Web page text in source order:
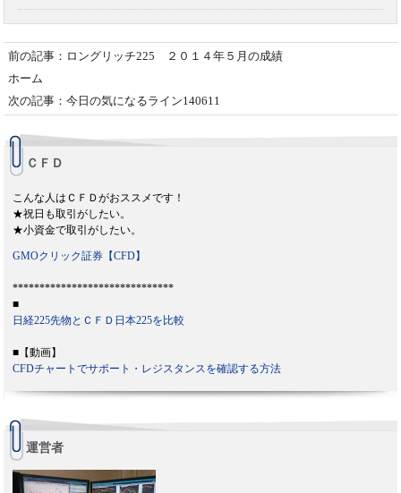
前の記事：ロングリッチ225 ２０１４年５月の成績
ホーム
次の記事：今日の気になるライン140611
ＣＦＤ
こんな人はＣＦＤがおススメです！
★祝日も取引がしたい。
★小資金で取引がしたい。
GMOクリック証券【CFD】
******************************
■
日経225先物とＣＦＤ日本225を比較
■【動画】
CFDチャートでサポート・レジスタンスを確認する方法
運営者